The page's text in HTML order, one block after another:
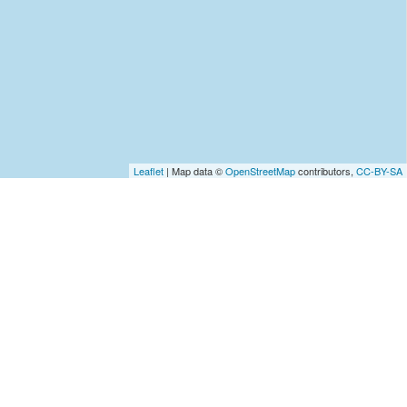
Leaflet | Map data ©OpenStreetMapcontributors, CC-BY-SA